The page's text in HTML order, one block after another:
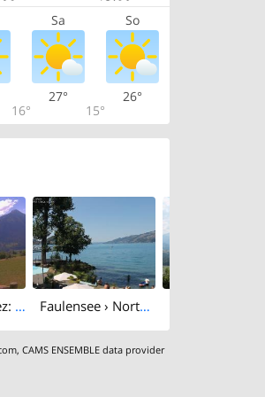
Sa So
16°
27°
15°
26°
Aeschi bei Spiez: Aeschiried Faulensee › North-west: Kantonaler Hafen Güetital
,CAMS ENSEMBLE data provider